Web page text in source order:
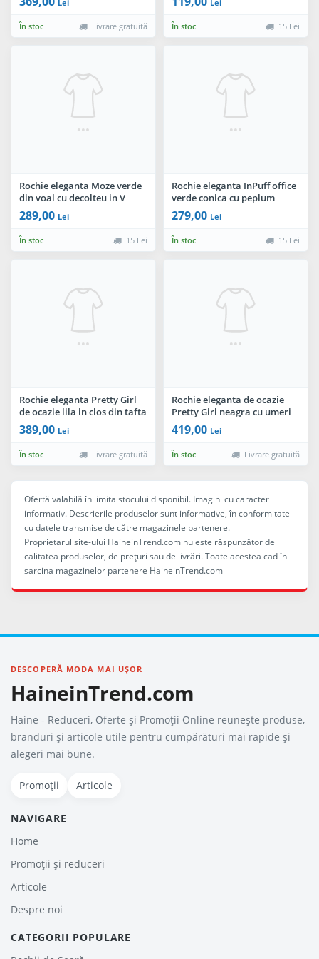
Lei
În stoc Livrare gratuită
Lei
În stoc 15 Lei
Rochie eleganta Moze verde
din voal cu decolteu in V
289,00 Lei
În stoc 15 Lei
Rochie eleganta InPuff office
verde conica cu peplum
279,00 Lei
În stoc 15 Lei
Rochie eleganta Pretty Girl
de ocazie lila in clos din tafta
389,00 Lei
În stoc Livrare gratuită
Rochie eleganta de ocazie
Pretty Girl neagra cu umeri
goi si volane
419,00 Lei
În stoc Livrare gratuită
Ofertă valabilă în limita stocului disponibil. Imagini cu caracter
informativ. Descrierile produselor sunt informative, în conformitate
cu datele transmise de către magazinele partenere.
Proprietarul site-ului HaineinTrend.com nu este răspunzător de
calitatea produselor, de preţuri sau de livrări. Toate acestea cad în
sarcina magazinelor partenere HaineinTrend.com
DESCOPERĂ MODA MAI UȘOR
HaineinTrend.com
Haine - Reduceri, Oferte şi Promoţii Online reunește produse,
branduri și articole utile pentru cumpărături mai rapide și
alegeri mai bune.
Promoții Articole
NAVIGARE
Home
Promoții și reduceri
Articole
Despre noi
CATEGORII POPULARE